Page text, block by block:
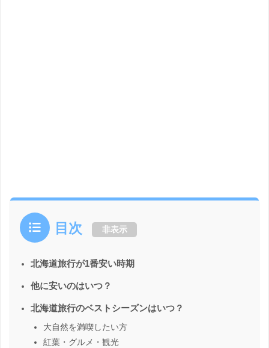
目次 非表示
北海道旅行が1番安い時期
他に安いのはいつ？
北海道旅行のベストシーズンはいつ？
大自然を満喫したい方
紅葉・グルメ・観光